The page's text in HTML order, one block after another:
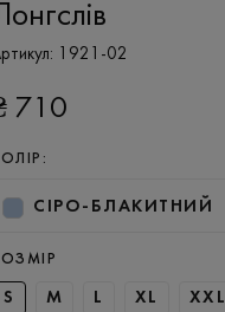
1921-02
710
СІРО-БЛАКИТНИЙ
S M L XL XXL